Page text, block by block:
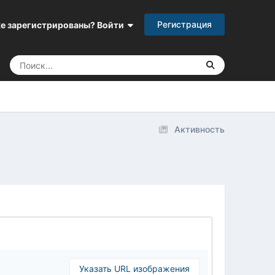
зарегистрированы? Войти Регистрация
Активность
Указать URL изображения